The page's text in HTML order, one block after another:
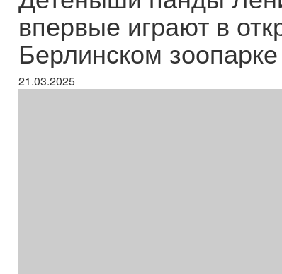
впервые играют в
Берлинском зоопарке
21.03.2025